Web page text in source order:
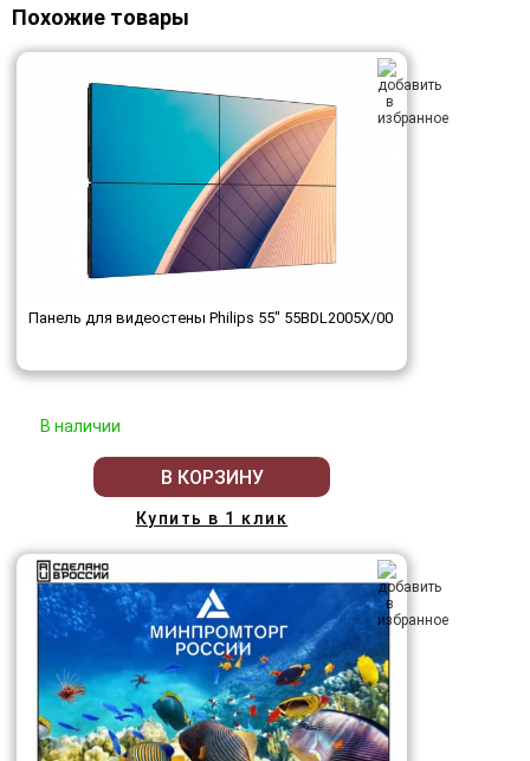
Похожие товары
Панель для видеостены Philips 55" 55BDL2005X/00
В наличии
В КОРЗИНУ
Купить в 1 клик